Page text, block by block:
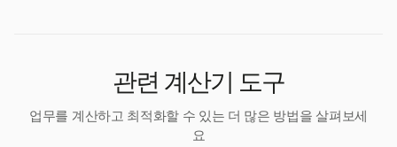
관련 계산기 도구
업무를 계산하고 최적화할 수 있는 더 많은 방법을 살펴보세
요